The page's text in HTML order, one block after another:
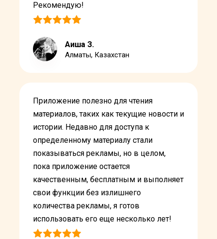
Рекомендую!
Аиша З.
Алматы, Казахстан
Приложение полезно для чтения
материалов, таких как текущие новости и
истории. Недавно для доступа к
определенному материалу стали
показываться рекламы, но в целом,
пока приложение остается
качественным, бесплатным и выполняет
свои функции без излишнего
количества рекламы, я готов
использовать его еще несколько лет!